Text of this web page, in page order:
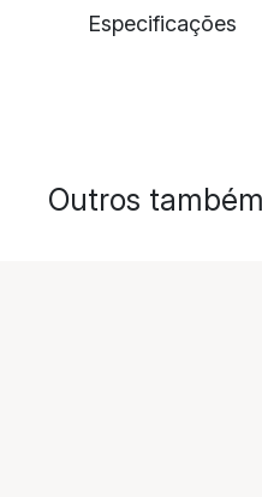
Especificações
Outros